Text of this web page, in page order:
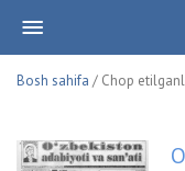
Bosh sahifa / Chop